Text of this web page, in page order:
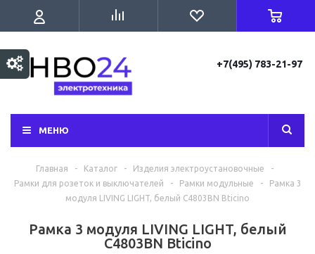
+7(495) 783-21-97
МЕНЮ
Главная - Каталог - Изделия электроустановочные
-
Рамки для розеток и выключателей
- Рамки модульные -
Рамка 3
модуля LIVING LIGHT, белый C4803BN Bticino
Рамка 3 модуля LIVING LIGHT, белый
C4803BN Bticino